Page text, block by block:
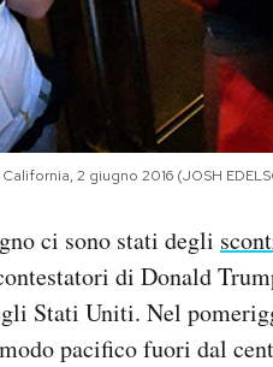
2 giugno 2016 (JOSH
ci sono stati degli
di Donald
Stati Uniti. Nel
pacifico fuori dal